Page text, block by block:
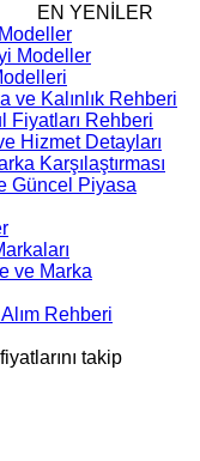
EN YENİLER
Modeller
ve Kalınlık Rehberi
Fiyatları Rehberi
Hizmet Detayları
Karşılaştırması
Güncel Piyasa
ve Marka
Rehberi
takip